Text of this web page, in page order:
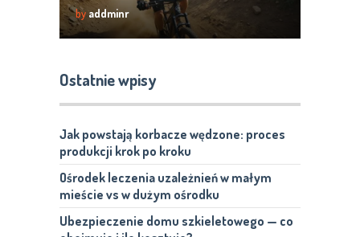
by addminr
Ostatnie wpisy
Jak powstają korbacze wędzone: proces
produkcji krok po kroku
Ośrodek leczenia uzależnień w małym
mieście vs w dużym ośrodku
Ubezpieczenie domu szkieletowego — co